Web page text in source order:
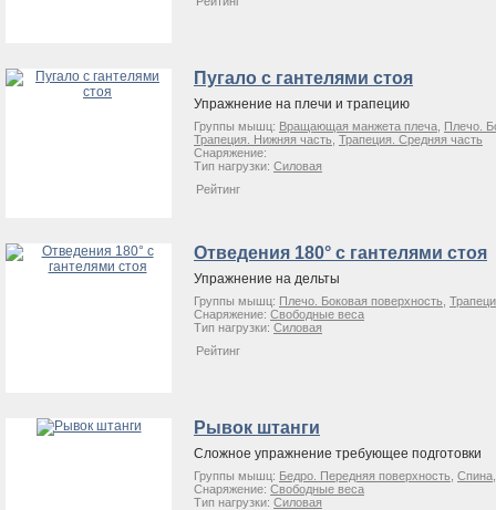
Пугало с гантелями стоя
Упражнение на плечи и трапецию
Группы мышц: Вращающая манжета плеча Плечо.
Трапеция. Нижняя часть Трапеция. Средняя часть
Снаряжение:
Тип нагрузки: Силовая
Рейтинг
Отведения 180° с гантелями стоя
Упражнение на дельты
Группы мышц: Плечо. Боковая поверхность
Снаряжение: Свободные веса
Тип нагрузки: Силовая
Рейтинг
Рывок штанги
Сложное упражнение требующее подготовки
Группы мышц: Бедро. Передняя поверхность Спина
Снаряжение: Свободные веса
Тип нагрузки: Силовая